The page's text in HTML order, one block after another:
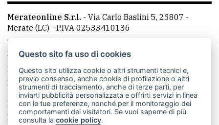
Merateonline S.r.l. - Via Carlo Baslini 5, 23807 -
Merate (LC) - P.IVA 02533410136
Telefono:
mail: redazione@leccoonline.com
La redazione
MerateOnline CasateOnline
RSS
Made by VIP
Privacy policy
Cookie policy
Rivedi le tue scelte sui cookie
Questo sito fa uso di cookies
Questo sito utilizza cookie o altri strumenti tecnici e,
previo consenso, anche cookie di profilazione o altri
strumenti di tracciamento, anche di terze parti, per
inviarti pubblicità personalizzata e offrirti servizi in linea
con le tue preferenze, nonché per il monitoraggio dei
comportamenti dei visitatori. Se vuoi saperne di più
consulta lacookie policy.